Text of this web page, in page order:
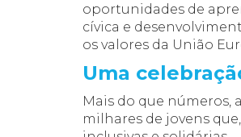
oportunidades de
cívica e
os valores da União
Uma
Mais do que números,
milhares de jovens